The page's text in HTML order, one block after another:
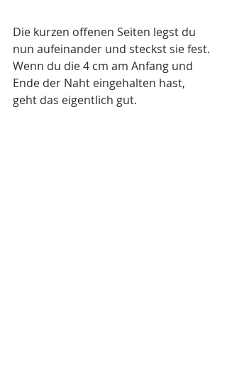
Die kurzen offenen Seiten legst du
nun aufeinander und steckst sie fest.
Wenn du die 4 cm am Anfang und
Ende der Naht eingehalten hast,
geht das eigentlich gut.